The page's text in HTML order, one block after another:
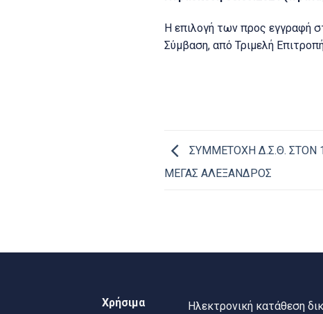
Η επιλογή των προς εγγραφή
Σύμβαση, από Τριμελή
ΣΥΜΜΕΤΟΧΗ Δ.Σ.Θ. ΣΤΟΝ
ΜΕΓΑΣ ΑΛΕΞΑΝΔΡΟΣ
Χρήσιμα Ηλεκτρονική κατάθεση